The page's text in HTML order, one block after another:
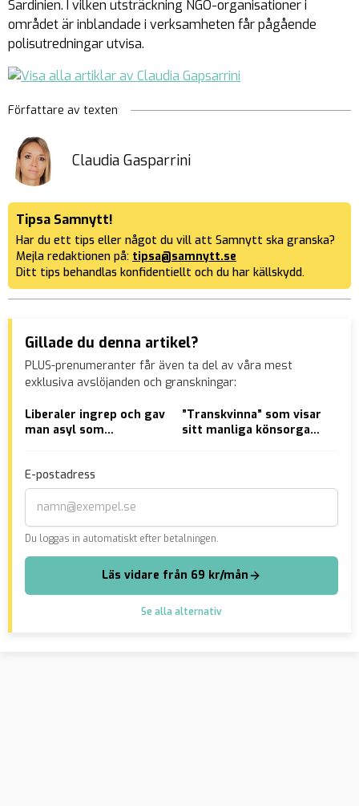
Sardinien. I vilken utsträckning NGO-organisationer i
området är inblandade i verksamheten får pågående
polisutredningar utvisa.
Författare av texten
Claudia Gasparrini
Tipsa Samnytt!
Har du ett tips eller något du vill att Samnytt ska granska?
Mejla redaktionen på: tipsa@samnytt.se
Ditt tips behandlas konfidentiellt och du har källskydd.
Gillade du denna artikel?
PLUS-prenumeranter får även ta del av våra mest
exklusiva avslöjanden och granskningar:
Liberaler ingrep och gav
man asyl som
på kvinna
”Transkvinna” som visar
sitt manliga könsorgan
anmäler han
E-postadress
Du loggas in automatiskt efter betalningen.
Läs vidare från 69 kr/mån
Se alla alternativ